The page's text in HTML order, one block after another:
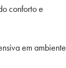
conforto e
em ambiente